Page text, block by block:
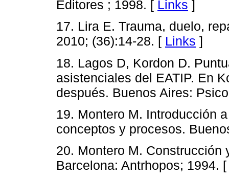
Editores ; 1998. [ Links ]
17. Lira E. Trauma, duelo,
2010; (36):14-28. [ Links ]
18. Lagos D, Kordon D.
asistenciales del EATIP. En
después. Buenos Aires:
19. Montero M. Introducción
conceptos y procesos.
20. Montero M.
Barcelona: Antrhopos; 1994.